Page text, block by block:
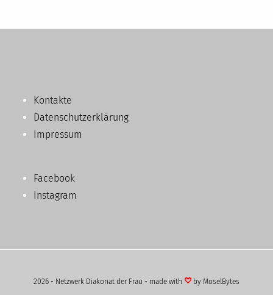
Kontakte
Datenschutzerklärung
Impressum
Facebook
Instagram
2026 - Netzwerk Diakonat der Frau - made with by MoselBytes